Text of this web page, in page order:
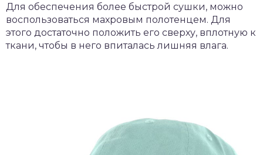
Для обеспечения более быстрой сушки, можно
воспользоваться махровым полотенцем. Для
этого достаточно положить его сверху, вплотную к
ткани, чтобы в него впиталась лишняя влага.